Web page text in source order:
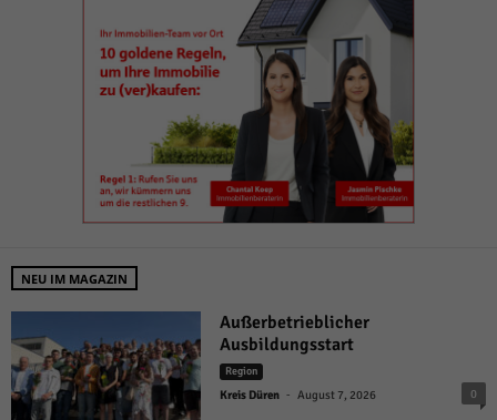
NEU IM MAGAZIN
Außerbetrieblicher
Ausbildungsstart
Region
Kreis Düren - August 7, 2026 0